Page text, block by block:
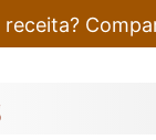
receita?